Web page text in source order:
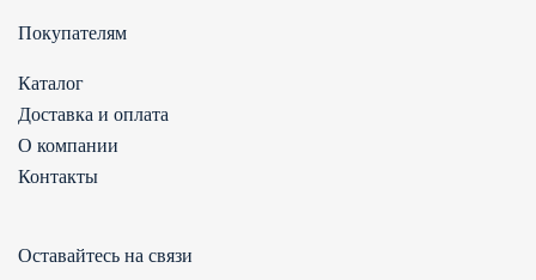
Покупателям
Каталог
Доставка и оплата
О компании
Контакты
Оставайтесь на связи